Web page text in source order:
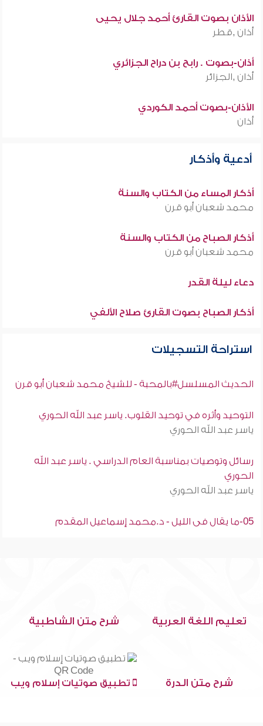
الأذان بصوت القارئ أحمد جلال يحيى
أذان ,قطر
أذان-بصوت . رابح بن دراح الجزائري
أذان ,الجزائر
الأذان-بصوت أحمد الكوردي
أذان
أدعية وأذكار
أذكار المساء من الكتاب والسنة
محمد شعبان أبو قرن
أذكار الصباح من الكتاب والسنة
محمد شعبان أبو قرن
دعاء ليلة القدر
أذكار الصباح بصوت القارئ صلاح الألفي
استراحة التسجيلات
الحديث المسلسل#بالمحبة - للشيخ محمد شعبان أبو قرن
التوحيد وأثره في توحيد القلوب. ياسر عبد الله الحوري
ياسر عبد الله الحوري
رسائل وتوصيات بمناسبة العام الدراسي . ياسر عبد الله
الحوري
ياسر عبد الله الحوري
05-ما يقال فى الليل - د.محمد إسماعيل المقدم
تعليم اللغة العربية شرح متن الشاطبية
شرح متن الدرة تطبيق صوتيات إسلام ويب